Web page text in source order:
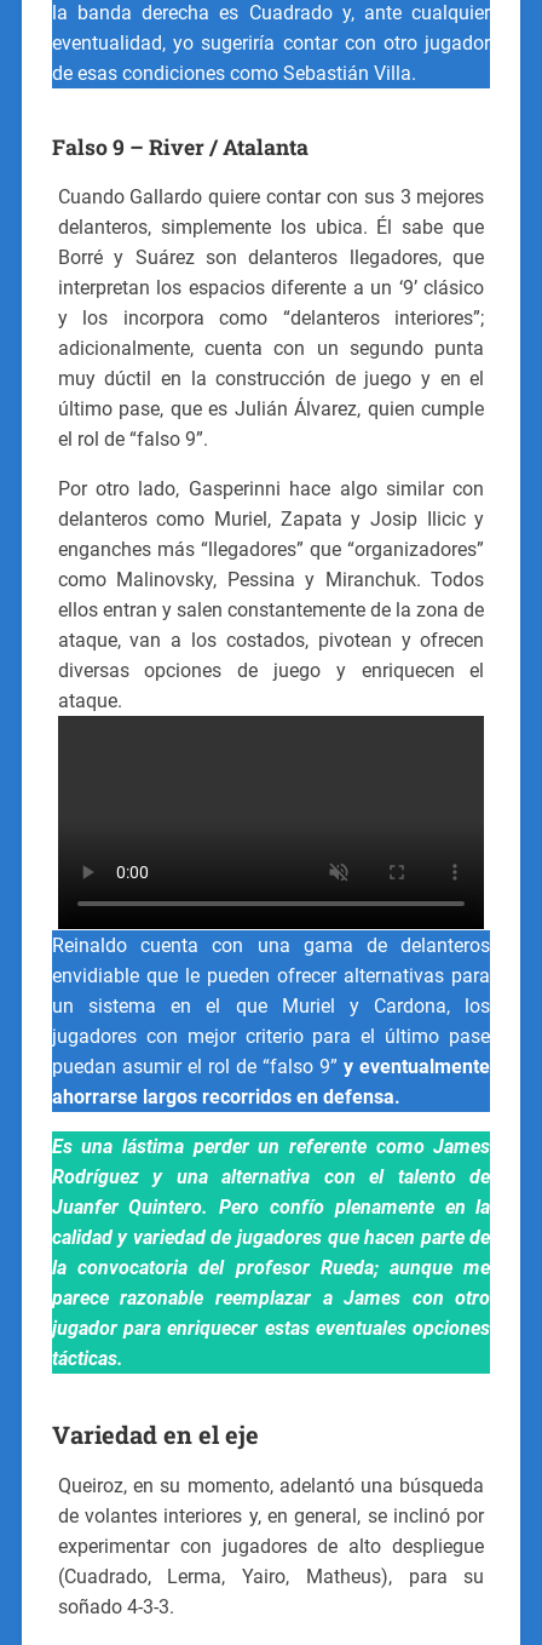
la banda derecha es Cuadrado y, ante cualquier
eventualidad, yo sugeriría contar con otro jugador
de esas condiciones como Sebastián Villa.
Falso 9 – River / Atalanta
Cuando Gallardo quiere contar con sus 3 mejores
delanteros, simplemente los ubica. Él sabe que
Borré y Suárez son delanteros llegadores, que
interpretan los espacios diferente a un ‘9’ clásico
y los incorpora como “delanteros interiores”;
adicionalmente, cuenta con un segundo punta
muy dúctil en la construcción de juego y en el
último pase, que es Julián Álvarez, quien cumple
el rol de “falso 9”.
Por otro lado, Gasperinni hace algo similar con
delanteros como Muriel, Zapata y Josip Ilicic y
enganches más “llegadores” que “organizadores”
como Malinovsky, Pessina y Miranchuk. Todos
ellos entran y salen constantemente de la zona de
ataque, van a los costados, pivotean y ofrecen
diversas opciones de juego y enriquecen el
ataque.
Reinaldo cuenta con una gama de delanteros
envidiable que le pueden ofrecer alternativas para
un sistema en el que Muriel y Cardona, los
jugadores con mejor criterio para el último pase
puedan asumir el rol de “falso 9” y eventualmente
ahorrarse largos recorridos en defensa.
Es una lástima perder un referente como James
Rodríguez y una alternativa con el talento de
Juanfer Quintero. Pero confío plenamente en la
calidad y variedad de jugadores que hacen parte de
la convocatoria del profesor Rueda; aunque me
parece razonable reemplazar a James con otro
jugador para enriquecer estas eventuales opciones
tácticas.
Variedad en el eje
Queiroz, en su momento, adelantó una búsqueda
de volantes interiores y, en general, se inclinó por
experimentar con jugadores de alto despliegue
(Cuadrado, Lerma, Yairo, Matheus), para su
soñado 4-3-3.